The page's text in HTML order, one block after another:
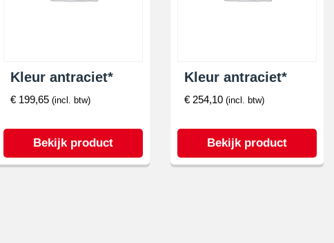
Kleur antraciet*
€ 199,65 (incl. btw)
Bekijk product
Kleur antraciet*
€ 254,10 (incl. btw)
Bekijk product